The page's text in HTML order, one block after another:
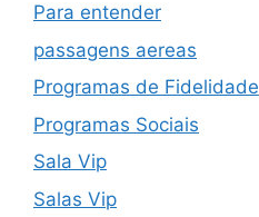
Para entender
passagens aereas
Programas de Fidelidade
Programas Sociais
Sala Vip
Salas Vip